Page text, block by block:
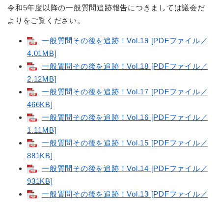
令和5年度以降の一般質問追跡報告につきましては議会だ
よりをご覧ください。
一般質問その後を追跡！Vol.19 [PDFファイル／
4.01MB]
一般質問その後を追跡！Vol.18 [PDFファイル／
2.12MB]
一般質問その後を追跡！Vol.17 [PDFファイル／
466KB]
一般質問その後を追跡！Vol.16 [PDFファイル／
1.11MB]
一般質問その後を追跡！Vol.15 [PDFファイル／
881KB]
一般質問その後を追跡！Vol.14 [PDFファイル／
931KB]
一般質問その後を追跡！Vol.13 [PDFファイル／